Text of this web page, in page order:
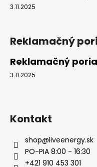
3.11.2025
Reklamačný
Reklamačný
3.11.2025
Kontakt
shop@liveenergy.sk
PO-PIA 8:00 - 16:30
+421 910 453 301